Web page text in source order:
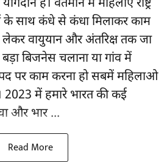
है। वर्तमान में महिलाएं राष्ट्र
के साथ कंधे से कंधा मिलाकर काम
लेकर वायुयान और अंतरिक्ष तक जा
बिजनेस चलाना या गांव में
पर काम करना हो सबमें महिलाओ
2023 में हमारे भारत की कई
और भार ...
Read More